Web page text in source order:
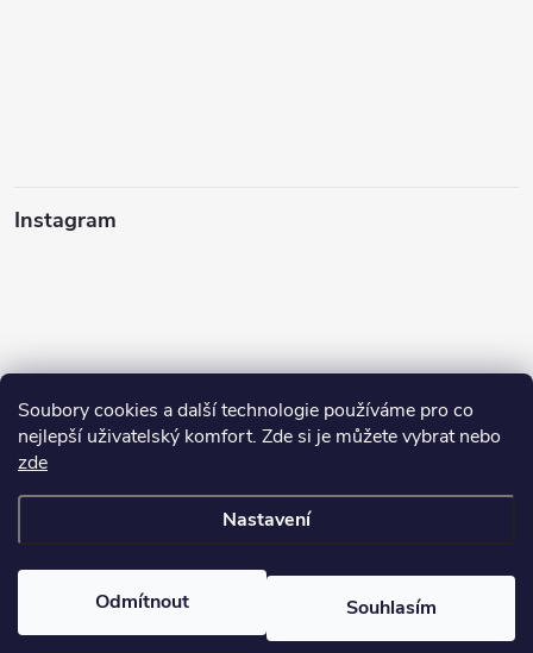
Soubory cookies a další technologie používáme pro co
nejlepší uživatelský komfort. Zde si je můžete vybrat nebo
zde
Nastavení
Odmítnout Souhlasím
Instagram
Upravit nastavení cookies